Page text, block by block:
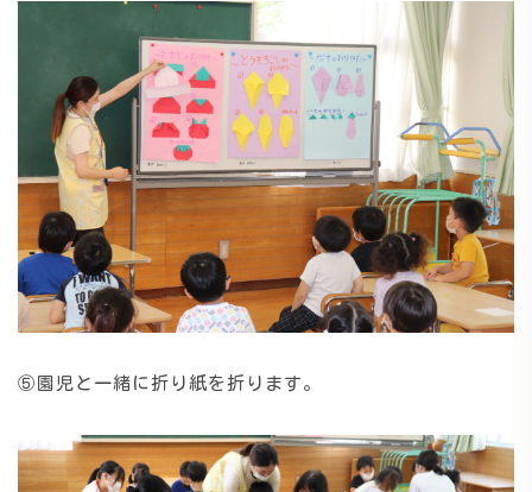
⑤園児と一緒に折り紙を折ります。